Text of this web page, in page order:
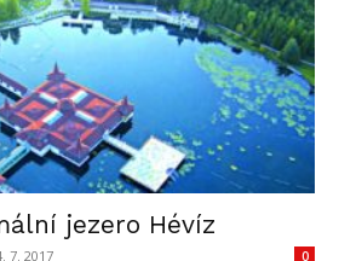
jezero Hévíz
7. 2017 0